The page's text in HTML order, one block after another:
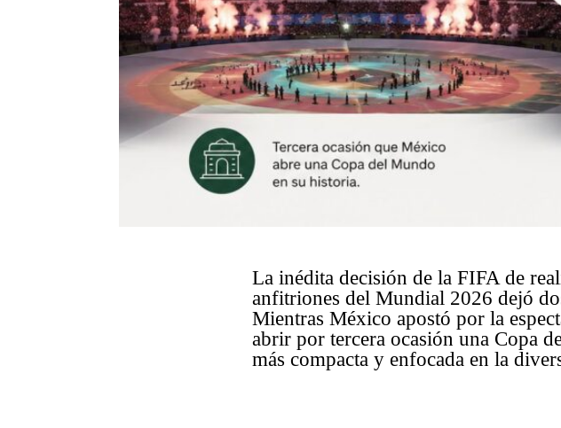
La inédita decisión de la FIFA de
anfitriones del Mundial 2026 dejó
Mientras México apostó por la
abrir por tercera ocasión una Copa
más compacta y enfocada en la